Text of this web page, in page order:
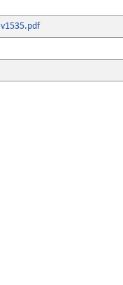
v1535.pdf